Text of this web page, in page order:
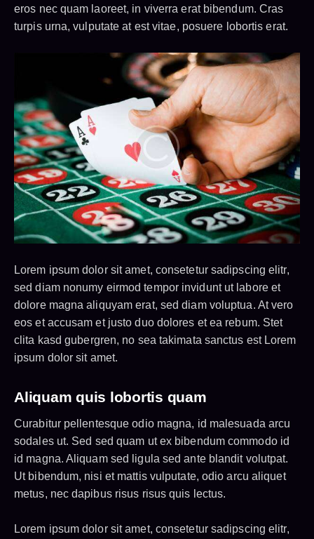
eros nec quam laoreet, in viverra erat bibendum. Cras
turpis urna, vulputate at est vitae, posuere lobortis erat.
Lorem ipsum dolor sit amet, consetetur sadipscing elitr,
sed diam nonumy eirmod tempor invidunt ut labore et
dolore magna aliquyam erat, sed diam voluptua. At vero
eos et accusam et justo duo dolores et ea rebum. Stet
clita kasd gubergren, no sea takimata sanctus est Lorem
ipsum dolor sit amet.
Aliquam quis lobortis quam
Curabitur pellentesque odio magna, id malesuada arcu
sodales ut. Sed sed quam ut ex bibendum commodo id
id magna. Aliquam sed ligula sed ante blandit volutpat.
Ut bibendum, nisi et mattis vulputate, odio arcu aliquet
metus, nec dapibus risus risus quis lectus.
Lorem ipsum dolor sit amet, consetetur sadipscing elitr,